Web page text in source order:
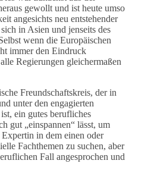
gewollt und ist heute umso
angesichts neu entstehender
in Asien und jenseits des
wenn die Europäischen
immer den Eindruck
Regierungen gleichermaßen
Freundschaftskreis, der in
unter den engagierten
ein gutes berufliches
gut „einspannen“ lässt, um
in dem einen oder
Fachthemen zu suchen, aber
Fall angesprochen und